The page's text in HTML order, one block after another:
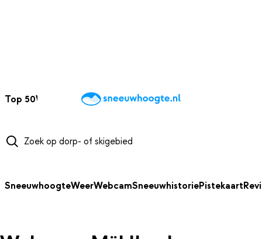
Top 50Webcams WintersportweerKaarten
SneeuwhoogteWeerWebcamSneeuwhistoriePistekaart